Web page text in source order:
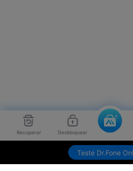
Recuperar Desbloquear
Teste Dr.Fone